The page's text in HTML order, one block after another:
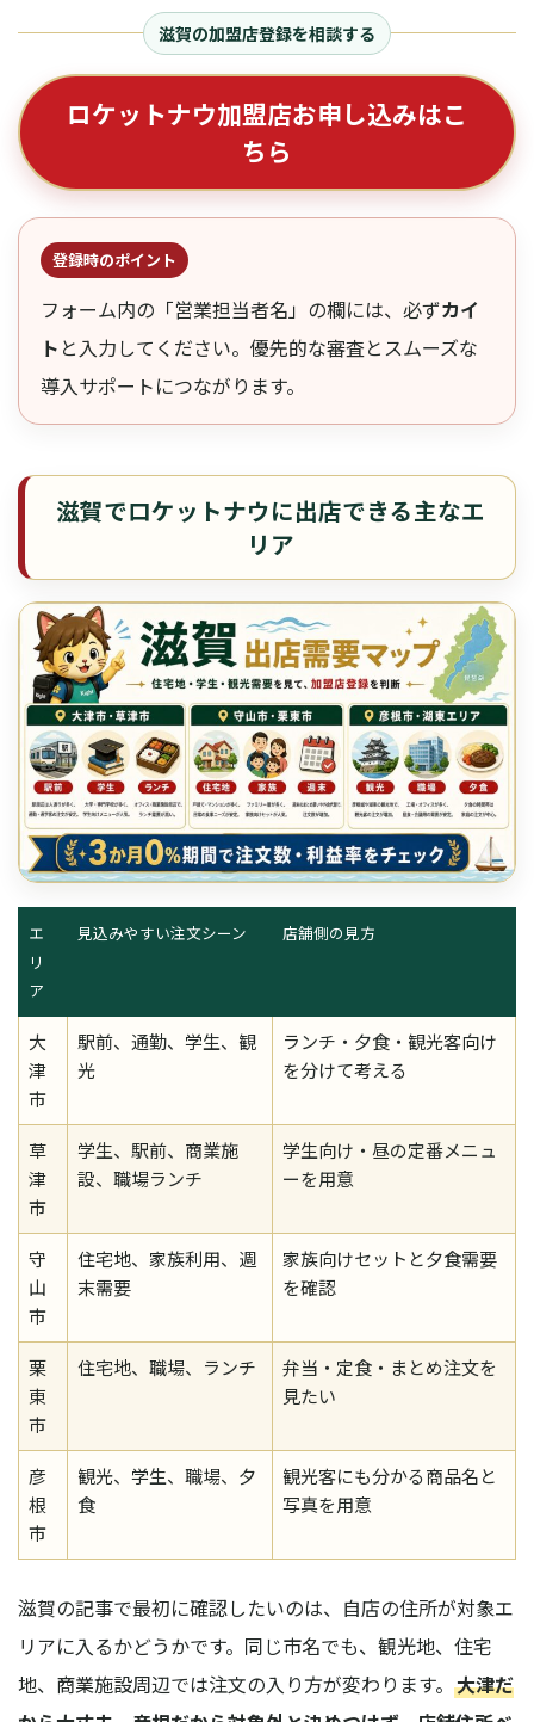
滋賀の加盟店登録を相談する
ロケットナウ加盟店お申し込みはこ
ちら
登録時のポイント
フォーム内の「営業担当者名」の欄には、必ずカイ
ト と入力してください。優先的な審査とスムーズな
導入サポートにつながります。
滋賀でロケットナウに出店できる主なエ
リア
エ
リ
ア
見込みやすい注文シーン 店舗側の見方
大
津
市
駅前、通勤、学生、観
光
ランチ・夕食・観光客向け
を分けて考える
草
津
市
学生、駅前、商業施
設、職場ランチ
学生向け・昼の定番メニュ
ーを用意
守
山
市
住宅地、家族利用、週
末需要
家族向けセットと夕食需要
を確認
栗
東
市
住宅地、職場、ランチ
弁当・定食・まとめ注文を
見たい
彦
根
市
観光、学生、職場、夕
食
観光客にも分かる商品名と
写真を用意
滋賀の記事で最初に確認したいのは、自店の住所が対象エ
リアに入るかどうかです。同じ市名でも、観光地、住宅
地、商業施設周辺では注文の入り方が変わります。 大津だ